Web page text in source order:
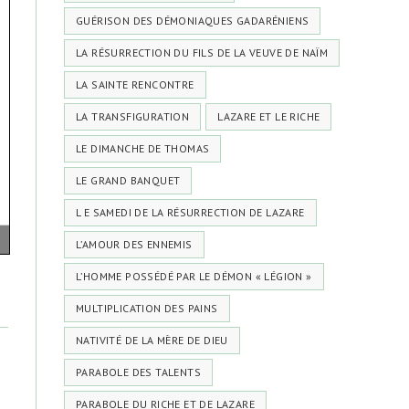
GUÉRISON DES DÉMONIAQUES GADARÉNIENS
LA RÉSURRECTION DU FILS DE LA VEUVE DE NAÏM
LA SAINTE RENCONTRE
LA TRANSFIGURATION LAZARE ET LE RICHE
LE DIMANCHE DE THOMAS
LE GRAND BANQUET
L E SAMEDI DE LA RÉSURRECTION DE LAZARE
L’AMOUR DES ENNEMIS
L’HOMME POSSÉDÉ PAR LE DÉMON « LÉGION »
MULTIPLICATION DES PAINS
NATIVITÉ DE LA MÈRE DE DIEU
PARABOLE DES TALENTS
PARABOLE DU RICHE ET DE LAZARE